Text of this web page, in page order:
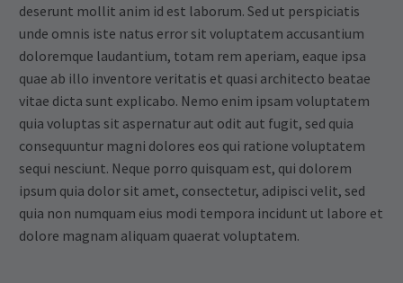
deserunt mollit anim id est laborum. Sed ut perspiciatis
unde omnis iste natus error sit voluptatem accusantium
doloremque laudantium, totam rem aperiam, eaque ipsa
quae ab illo inventore veritatis et quasi architecto beatae
vitae dicta sunt explicabo. Nemo enim ipsam voluptatem
quia voluptas sit aspernatur aut odit aut fugit, sed quia
consequuntur magni dolores eos qui ratione voluptatem
sequi nesciunt. Neque porro quisquam est, qui dolorem
ipsum quia dolor sit amet, consectetur, adipisci velit, sed
quia non numquam eius modi tempora incidunt ut labore et
dolore magnam aliquam quaerat voluptatem.